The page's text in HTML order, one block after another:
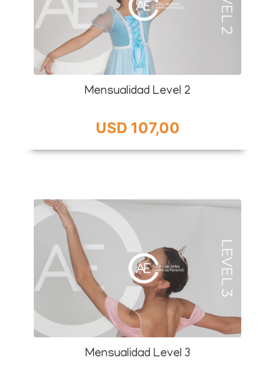
Mensualidad Level 2
USD 107,00
Mensualidad Level 3